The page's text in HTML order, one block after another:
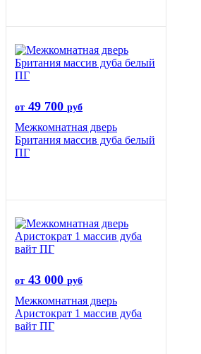
от 49 700 руб
Межкомнатная дверь
Британия массив дуба белый
ПГ
от 43 000 руб
Межкомнатная дверь
Аристократ 1 массив дуба
вайт ПГ